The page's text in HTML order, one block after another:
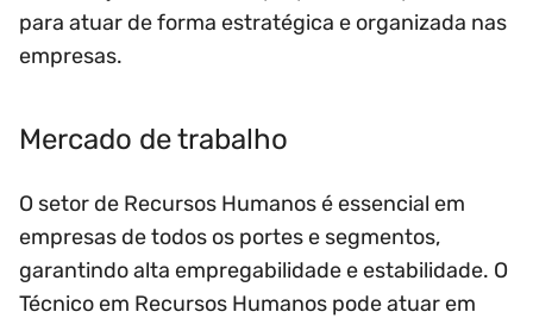
para atuar de forma estratégica e organizada nas
empresas.
Mercado de trabalho
O setor de Recursos Humanos é essencial em
empresas de todos os portes e segmentos,
garantindo alta empregabilidade e estabilidade. O
Técnico em Recursos Humanos pode atuar em